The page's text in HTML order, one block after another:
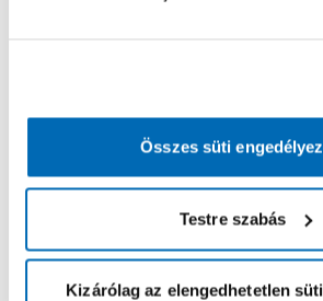
Összes süti
Testre szabás
Kizárólag az elengedhetetlen